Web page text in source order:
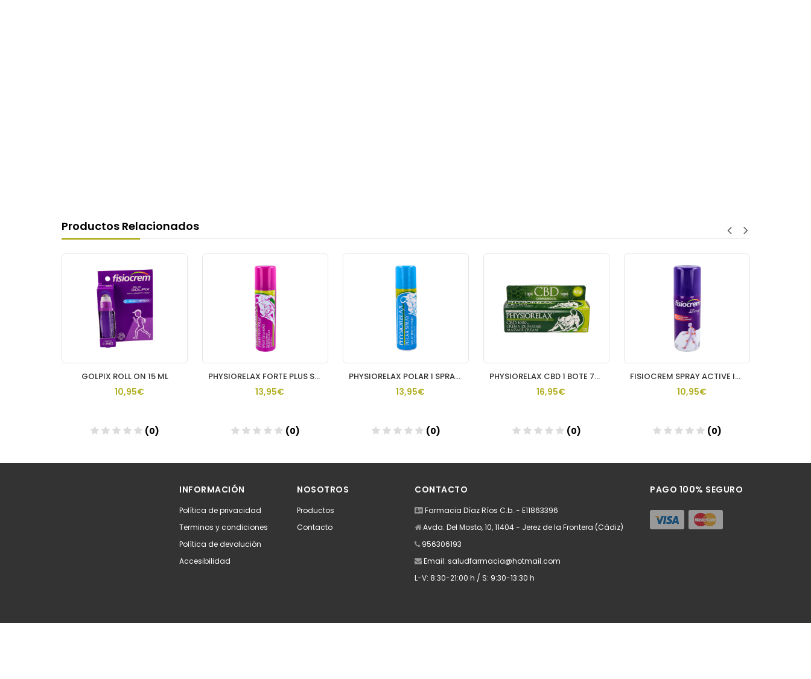
Productos Relacionados
GOLPIX ROLL ON 15 ML
10,95€
(0)
PHYSIORELAX FORTE PLUS SPRAY 1 ENVASE 150 ML
13,95€
(0)
PHYSIORELAX POLAR 1 SPRAY 150 ML
13,95€
(0)
PHYSIORELAX CBD 1 BOTE 75 ML
16,95€
(0)
FISIOCREM SPRAY ACTIVE ICE 150 ML
10,95€
(0)
INFORMACIÓN
Política de privacidad
Terminos y condiciones
Política de devolución
Accesibilidad
NOSOTROS
Productos
Contacto
CONTACTO
Farmacia Díaz Ríos C.b. - E11863396
Avda. Del Mosto, 10, 11404 - Jerez de la Frontera (Cádiz)
956306193
Email: saludfarmacia@hotmail.com
L-V: 8:30-21:00 h / S: 9:30-13:30 h
PAGO 100% SEGURO